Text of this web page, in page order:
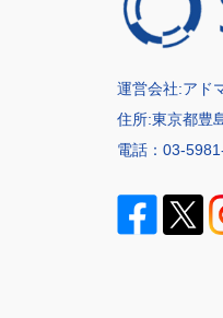
運営会社:アド
住所:東京都豊
電話： 03-